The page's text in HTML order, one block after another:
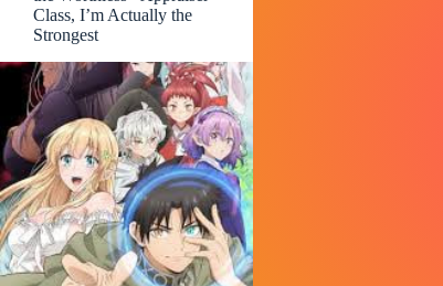
Class, I’m Actually the
Strongest